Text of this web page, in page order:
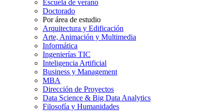
Escuela de verano
Doctorado
Por área de estudio
Arquitectura y Edificación
Arte, Animación y Multimedia
Informática
Ingenierías TIC
Inteligencia Artificial
Business y Management
MBA
Dirección de Proyectos
Data Science & Big Data Analytics
Filosofía y Humanidades